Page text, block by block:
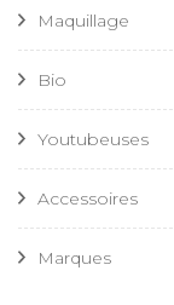
Maquillage
Bio
Youtubeuses
Accessoires
Marques